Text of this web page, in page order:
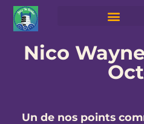
Nico
Un de nos points